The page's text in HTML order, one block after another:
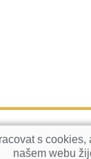
s
našem webu